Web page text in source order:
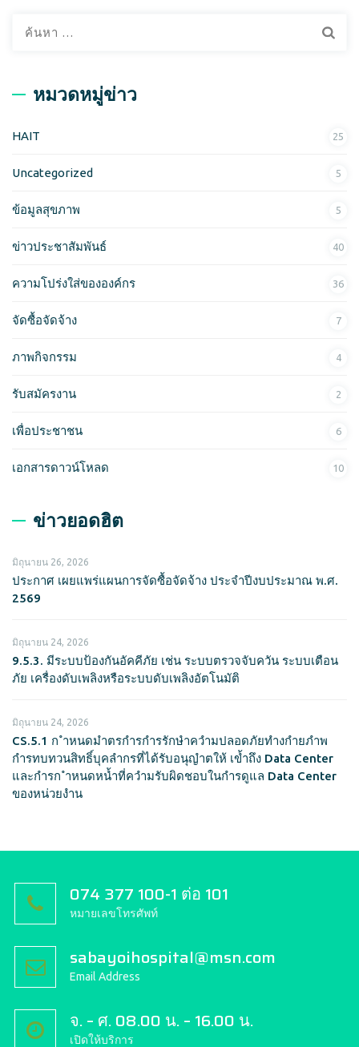
รั
หมวดหมู่ข่าว
HAIT 25
Uncategorized 5
ข้อมูลสุขภาพ 5
ข่าวประชาสัมพันธ์ 40
ความโปร่งใส่ขององค์กร 36
จัดซื้อจัดจ้าง 7
ภาพกิจกรรม 4
รับสมัครงาน 2
เพื่อประชาชน 6
เอกสารดาวน์โหลด 10
ข่าวยอดฮิต
มิถุนายน 26, 2026
ประกาศ เผยแพร่แผนการจัดซื้อจัดจ้าง ประจำปีงบประมาณ พ.ศ.
2569
มิถุนายน 24, 2026
9.5.3. มีระบบป้องกันอัคคีภัย เช่น ระบบตรวจจับควัน ระบบเตือน
ภัย เครื่องดับเพลิงหรือระบบดับเพลิงอัตโนมัติ
มิถุนายน 24, 2026
CS.5.1 ก ำหนดมำตรกำรกำรรักษำควำมปลอดภัยทำงกำยภำพ
กำรทบทวนสิทธิ์บุคลำกรที่ได้รับอนุญำตให้ เข้ำถึง Data Center
และกำรก ำหนดหน้ำที่ควำมรับผิดชอบในกำรดูแล Data Center
ของหน่วยงำน
074 377 100-1 ต่อ 101
หมายเลขโทรศัพท์
sabayoihospital@msn.com
Email Address
จ. – ศ. 08.00 น. – 16.00 น.
เปิดให้บริการ